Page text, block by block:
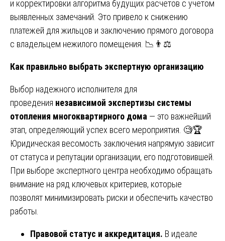
и корректировки алгоритма будущих расчетов с учетом
выявленных замечаний. Это привело к снижению
платежей для жильцов и заключению прямого договора
с владельцем нежилого помещения. 📉👨⚖️
Как правильно выбрать экспертную организацию
Выбор надежного исполнителя для
проведения независимой экспертизы системы
отопления многоквартирного дома — это важнейший
этап, определяющий успех всего мероприятия. 🧐🏆
Юридическая весомость заключения напрямую зависит
от статуса и репутации организации, его подготовившей.
При выборе экспертного центра необходимо обращать
внимание на ряд ключевых критериев, которые
позволят минимизировать риски и обеспечить качество
работы.
Правовой статус и аккредитация. В идеале